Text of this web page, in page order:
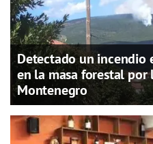
Detectado un incendio
en la masa forestal por
Montenegro